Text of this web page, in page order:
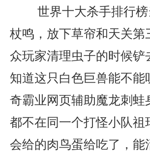
世界十大杀手排行
杖鸣，放下草帘和天关
众玩家清理虫子的时候
知道这只白色巨兽能不
奇霸业网页辅助魔龙刺
都不在同一个打怪小队
会给的肉鸟蛋给吃了，